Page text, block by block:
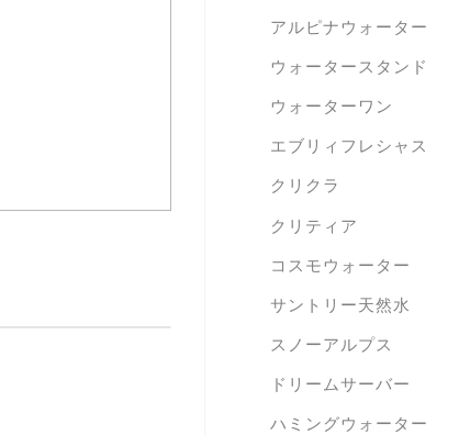
アルピナウォーター
ウォータースタンド
ウォーターワン
エブリィフレシャス
クリクラ
クリティア
コスモウォーター
サントリー天然水
スノーアルプス
ドリームサーバー
ハミングウォーター